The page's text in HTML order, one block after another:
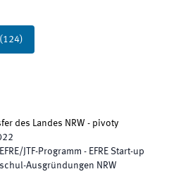
(124)
des Landes NRW - pivoty
JTF-Programm - EFRE Start-up
Ausgründungen NRW